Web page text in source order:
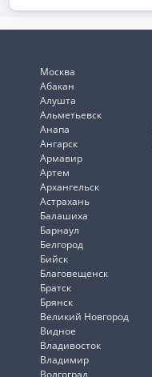
Москва
Абакан
Алушта
Альметьевск
Анапа
Ангарск
Армавир
Артем
Архангельск
Астрахань
Балашиха
Барнаул
Белгород
Бийск
Благовещенск
Братск
Брянск
Великий Новгород
Видное
Владивосток
Владимир
Волгоград